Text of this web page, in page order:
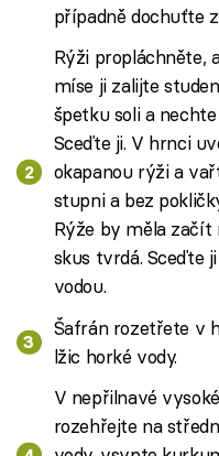
případně dochuťte
Rýži propláchněte,
míse ji zalijte
špetku soli a
Sceďte ji. V hrnci
okapanou rýži a
stupni a bez
Rýže by měla
skus tvrdá. Sceďte
vodou.
Šafrán rozetřete v
lžic horké vody.
V nepřilnavé
rozehřejte na